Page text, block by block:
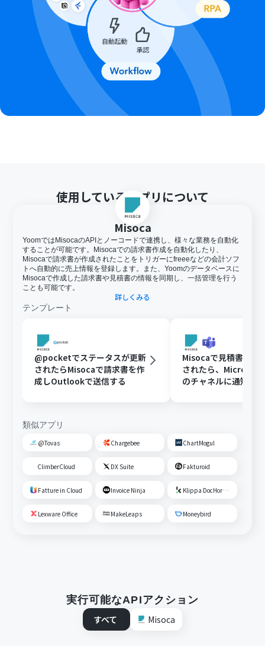
使用しているアプリについて
Misoca
YoomではMisocaのAPIとノーコードで連携し、様々な業務を自動化
することが可能です。Misocaでの請求書作成を自動化したり、
Misocaで請求書が作成されたことをトリガーにfreeeなどの会計ソフ
トへ自動的に売上情報を登録します。また、Yoomのデータベースに
Misocaで作成した請求書や見積書の情報を同期し、一括管理を行う
ことも可能です。
詳しくみる
テンプレート
@pocketでステータスが更新
されたらMisocaで請求書を作
成しOutlookで送信する
Misocaで見積書が新
されたら、
のチャネルに通知する
類似アプリ
@Tovas Chargebee ChartMogul
ClimberCloud DX Suite Fakturoid
Fatture in Cloud Invoice Ninja Klippa DocHorizon
Lexware Office MakeLeaps Moneybird
実行可能なAPIアクション
すべて
Misoca